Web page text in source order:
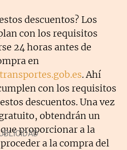
descuentos? Los
con los requisitos
24 horas antes de
en
. Ahí
con los requisitos
descuentos. Una vez
obtendrán un
proporcionar a la
a la compra del